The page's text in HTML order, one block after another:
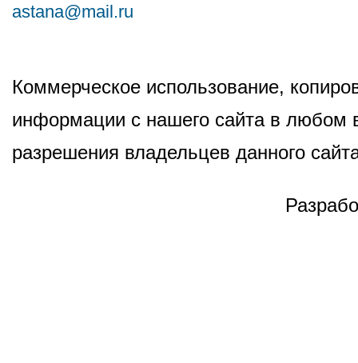
astana@mail.ru
Коммерческое использование,
информации с нашего сайта в любом
разрешения владельцев данного